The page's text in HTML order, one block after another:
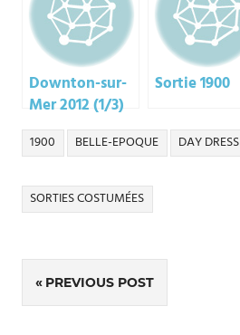
Downton-sur-
Mer 2012 (1/3)
Sortie 1900
1900 BELLE-EPOQUE
DAY DRESS
SORTIES COSTUMÉES
Navigation
de
PREVIOUS POST